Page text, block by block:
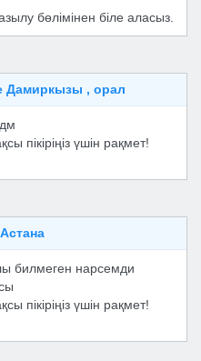
бөлімінен біле аласыз.
Дамиркызы , орал
пікіріңіз үшін рақмет!
билмеген нарсемди
пікіріңіз үшін рақмет!